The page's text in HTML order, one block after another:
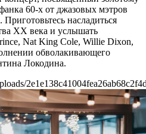
60-х от джазовых мэтров
насладиться
XX века и услышать
Nat King Cole, Willie Dixon,
обволакивающего
Локодина.